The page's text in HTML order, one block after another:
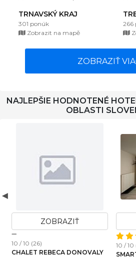
TRNAVSKÝ KRAJ
301 ponúk
Zobrazit na mapě
266
ZOBRAZIŤ
NAJLEPŠIE HODNOTENÉ
OBLASTI
ZOBRAZIŤ
10 / 10 (26)
CHALET REBECA DONOVALY
10 / 10